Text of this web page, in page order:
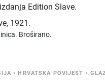
Edition Slave.
, 1921.
Broširano.
•HRVATSKA POVIJEST •